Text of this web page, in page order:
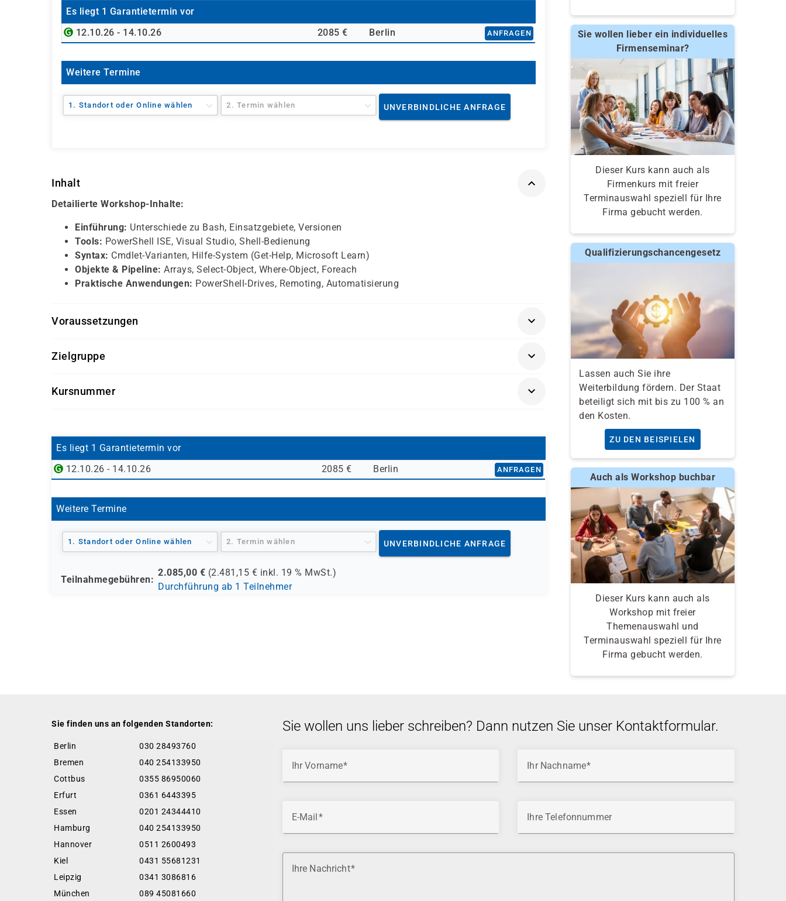
Es liegt 1 Garantietermin vor
12.10.26 - 14.10.26
2085 € Berlin ANFRAGEN
Weitere Termine
1. Standort oder Online wählen 2. Termin wählen UNVERBINDLICHE ANFRAGE
Inhalt
Detailierte Workshop-Inhalte:
Einführung: Unterschiede zu Bash, Einsatzgebiete, Versionen
Tools: PowerShell ISE, Visual Studio, Shell-Bedienung
Syntax: Cmdlet-Varianten, Hilfe-System (Get-Help, Microsoft Learn)
Objekte & Pipeline: Arrays, Select-Object, Where-Object, Foreach
Praktische Anwendungen: PowerShell-Drives, Remoting, Automatisierung
Voraussetzungen
Kenntnisse sind von Vorteil, aber nicht zwingend notwendig.
Zielgruppe
IT-Supportmitarbeiter
Kursnummer
Es liegt 1 Garantietermin vor
12.10.26 - 14.10.26
2085 € Berlin ANFRAGEN
Weitere Termine
1. Standort oder Online wählen 2. Termin wählen UNVERBINDLICHE ANFRAGE
Teilnahmegebühren:
2.085,00 € (2.481,15 € inkl. 19 % MwSt.)
Durchführung ab 1 Teilnehmer
Sie wollen lieber ein individuelles
Firmenseminar?
Dieser Kurs kann auch als
Firmenkurs mit freier
Terminauswahl speziell für Ihre
Firma gebucht werden.
Qualifizierungschancengesetz
Lassen auch Sie ihre
Weiterbildung fördern. Der Staat
beteiligt sich mit bis zu 100 % an
den Kosten.
ZU DEN BEISPIELEN
Auch als Workshop buchbar
Dieser Kurs kann auch als
Workshop mit freier
Themenauswahl und
Terminauswahl speziell für Ihre
Firma gebucht werden.
Sie finden uns an folgenden Standorten:
Berlin
030 28493760
Bremen
040 254133950
Cottbus
0355 86950060
Erfurt
0361 6443395
Essen
0201 24344410
Hamburg
040 254133950
Hannover
0511 2600493
Kiel
0431 55681231
Leipzig
0341 3086816
München
089 45081660
Sie wollen uns lieber schreiben? Dann nutzen Sie unser Kontaktformular.
Ihr Vorname Ihr Nachname
E-Mail Ihre Telefonnummer
Ihre Nachricht